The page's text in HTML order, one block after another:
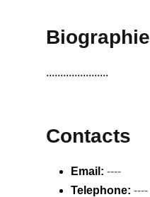
Biographie
......................
Contacts
Email: ----
Telephone: ----